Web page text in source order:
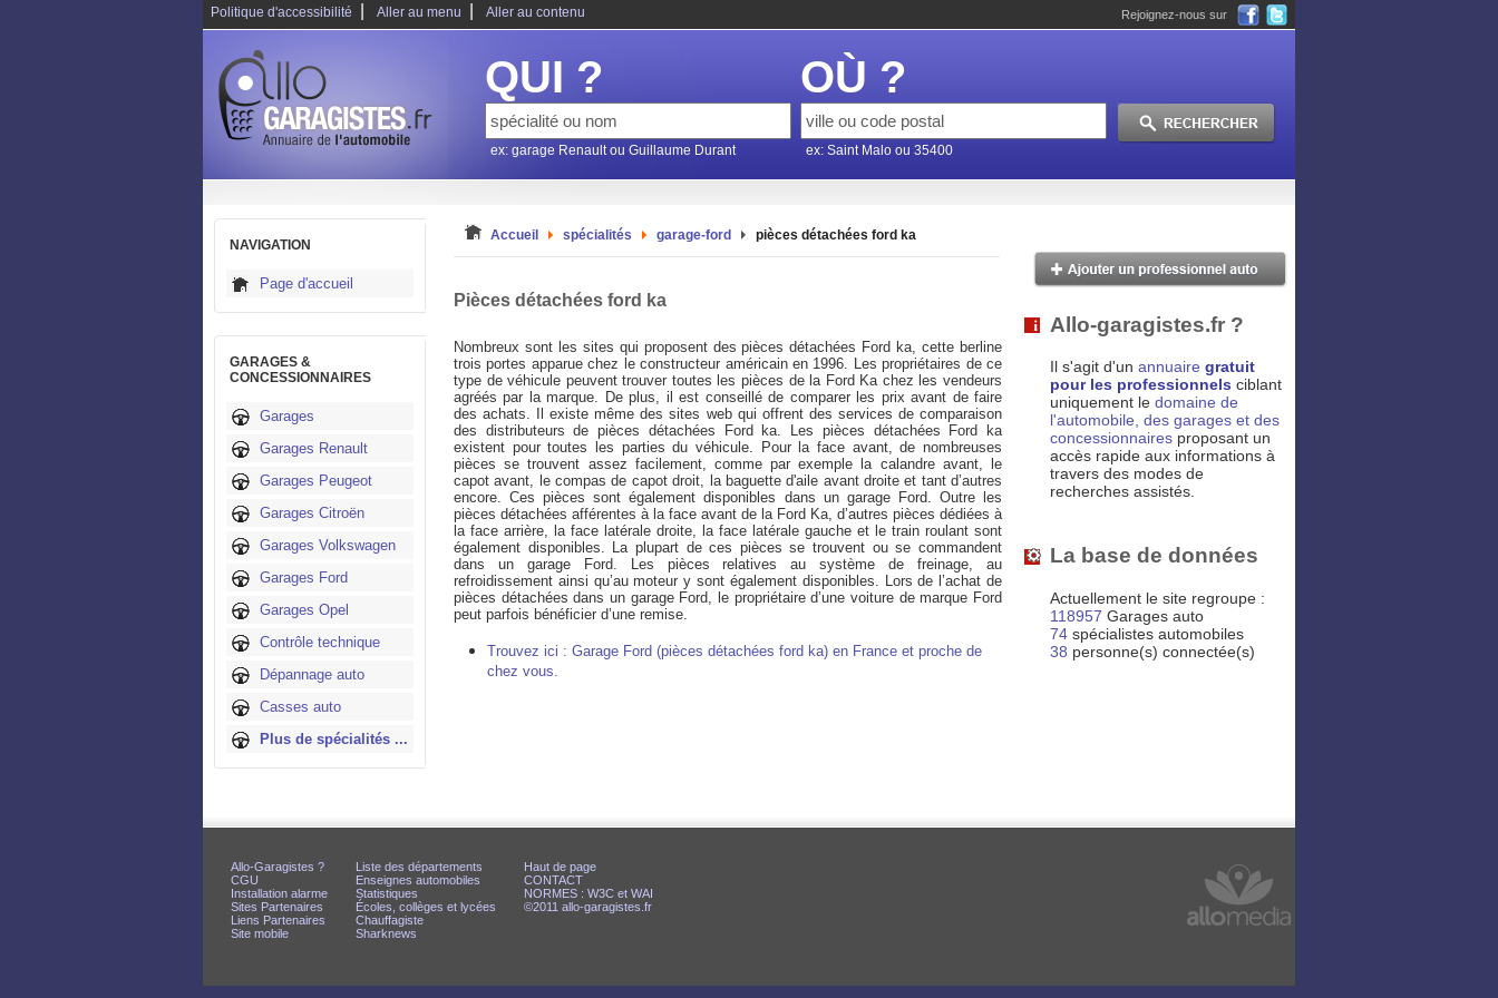
Politique d'accessibilité Aller au menu Aller au contenu Rejoignez-nous sur
QUI ?
ex: garage Renault ou Guillaume Durant
OÙ ?
ex: Saint Malo ou 35400
NAVIGATION
Page d'accueil
GARAGES &
CONCESSIONNAIRES
Garages
Garages Renault
Garages Peugeot
Garages Citroën
Garages Volkswagen
Garages Ford
Garages Opel
Contrôle technique
Dépannage auto
Casses auto
Plus de spécialités ...
Accueil spécialités garage-ford pièces détachées ford ka
Pièces détachées ford ka
Nombreux sont les sites qui proposent des pièces détachées Ford ka, cette berline
trois portes apparue chez le constructeur américain en 1996. Les propriétaires de ce
type de véhicule peuvent trouver toutes les pièces de la Ford Ka chez les vendeurs
agréés par la marque. De plus, il est conseillé de comparer les prix avant de faire
des achats. Il existe même des sites web qui offrent des services de comparaison
des distributeurs de pièces détachées Ford ka. Les pièces détachées Ford ka
existent pour toutes les parties du véhicule. Pour la face avant, de nombreuses
pièces se trouvent assez facilement, comme par exemple la calandre avant, le
capot avant, le compas de capot droit, la baguette d'aile avant droite et tant d’autres
encore. Ces pièces sont également disponibles dans un garage Ford. Outre les
pièces détachées afférentes à la face avant de la Ford Ka, d’autres pièces dédiées à
la face arrière, la face latérale droite, la face latérale gauche et le train roulant sont
également disponibles. La plupart de ces pièces se trouvent ou se commandent
dans un garage Ford. Les pièces relatives au système de freinage, au
refroidissement ainsi qu’au moteur y sont également disponibles. Lors de l’achat de
pièces détachées dans un garage Ford, le propriétaire d’une voiture de marque Ford
peut parfois bénéficier d’une remise.
Trouvez ici : Garage Ford (pièces détachées ford ka) en France et proche de
chez vous.
Allo-garagistes.fr ?
Il s'agit d'un annuaire gratuit
pour les professionnels ciblant
uniquement le domaine de
l'automobile, des garages et des
concessionnaires proposant un
accès rapide aux informations à
travers des modes de
recherches assistés.
La base de données
Actuellement le site regroupe :
118957 Garages auto
74 spécialistes automobiles
38 personne(s) connectée(s)
Allo-Garagistes ?
CGU
Installation alarme
Sites Partenaires
Liens Partenaires
Site mobile
Liste des départements
Enseignes automobiles
Statistiques
Écoles, collèges et lycées
Chauffagiste
Sharknews
Haut de page
CONTACT
NORMES : W3C et WAI
©2011 allo-garagistes.fr